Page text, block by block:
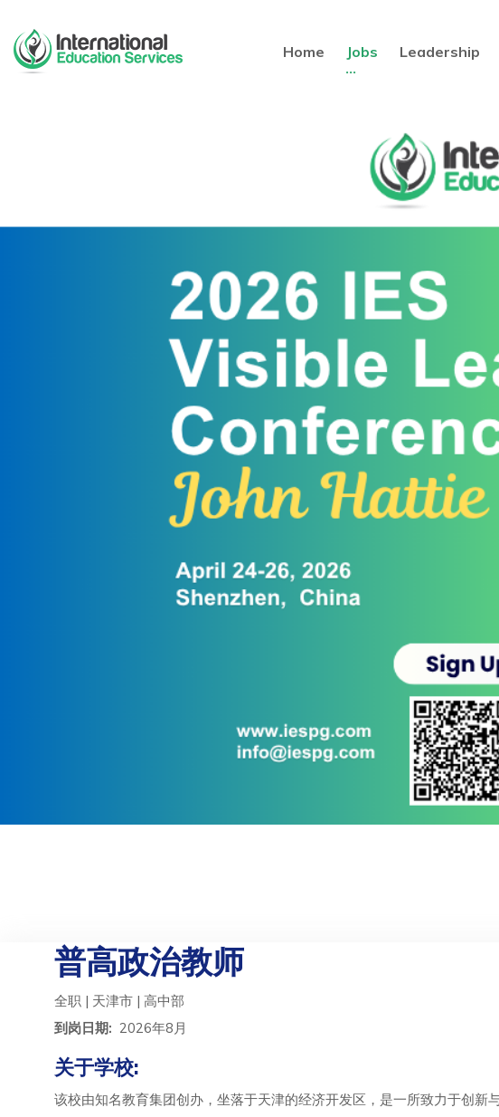
Home Jobs Leadership
普高政治教师
全职 | 天津市 | 高中部
到岗日期: 2026年8月
关于学校:
该校由知名教育集团创办，坐落于天津的经济开发区，是一所致力于创